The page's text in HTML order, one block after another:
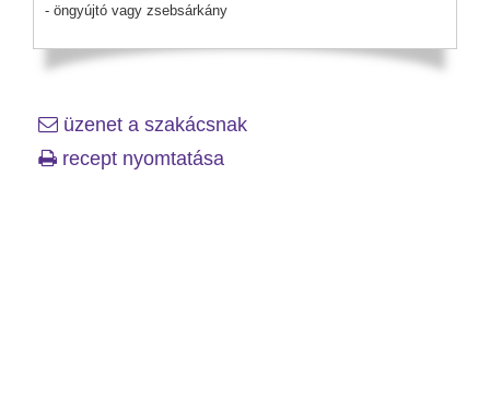
- öngyújtó vagy zsebsárkány
üzenet a szakácsnak
recept nyomtatása